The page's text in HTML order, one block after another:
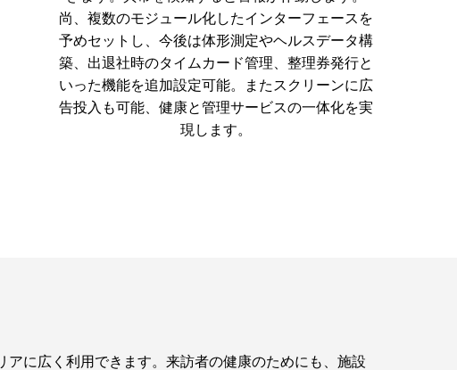
尚、複数のモジュール化したインターフェースを
予めセットし、今後は体形測定やヘルスデータ構
築、出退社時のタイムカード管理、整理券発行と
いった機能を追加設定可能。またスクリーンに広
告投入も可能、健康と管理サービスの一体化を実
現します。
に広く利用できます。来訪者の健康のためにも、施設